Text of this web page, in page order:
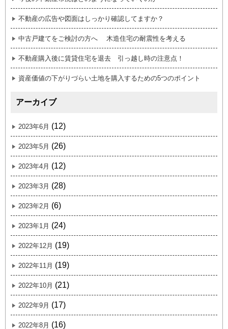
不動産の広告や図面はしっかり確認してますか？
中古戸建てをご検討の方へ 木造住宅の耐震性を考える
不動産購入後に賃貸住宅を退去 引っ越し時の注意点！
資産価値の下がりづらい土地を購入するための5つのポイント
アーカイブ
2023年6月 (12)
2023年5月 (26)
2023年4月 (12)
2023年3月 (28)
2023年2月 (6)
2023年1月 (24)
2022年12月 (19)
2022年11月 (19)
2022年10月 (21)
2022年9月 (17)
2022年8月 (16)